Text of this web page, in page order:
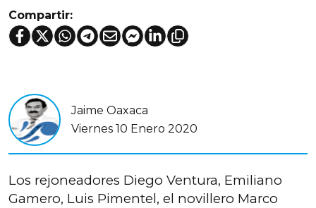
Compartir:
Jaime Oaxaca
Viernes 10 Enero 2020
Los rejoneadores Diego Ventura, Emiliano
Gamero, Luis Pimentel, el novillero Marco